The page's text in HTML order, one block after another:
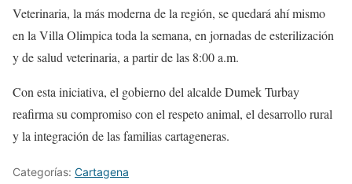
Veterinaria, la más moderna de la región, se quedará ahí mismo
en la Villa Olimpica toda la semana, en jornadas de esterilización
y de salud veterinaria, a partir de las 8:00 a.m.
Con esta iniciativa, el gobierno del alcalde Dumek Turbay
reafirma su compromiso con el respeto animal, el desarrollo rural
y la integración de las familias cartageneras.
Categorías: Cartagena